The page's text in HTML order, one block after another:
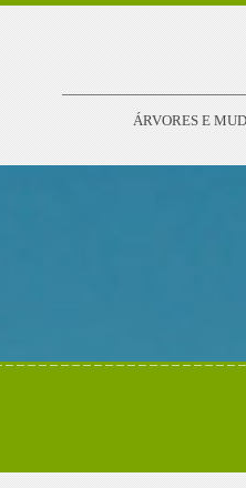
ÁRVORES E